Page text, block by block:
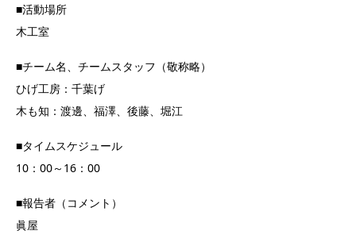
■活動場所
木工室
■チーム名、チームスタッフ（敬称略）
ひげ工房：千葉げ
木も知：渡邊、福澤、後藤、堀江
■タイムスケジュール
10：00～16：00
■報告者（コメント）
眞屋